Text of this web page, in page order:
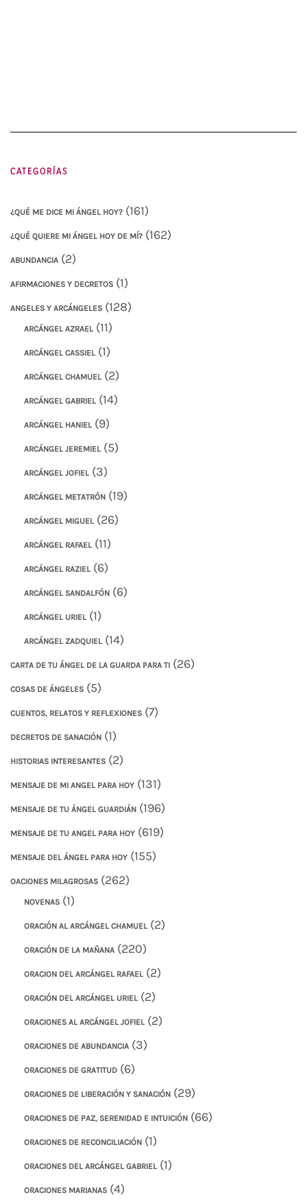
CATEGORÍAS
¿QUÉ ME DICE MI ÁNGEL HOY? (161)
¿QUÉ QUIERE MI ÁNGEL HOY DE MÍ? (162)
ABUNDANCIA (2)
AFIRMACIONES Y DECRETOS (1)
ANGELES Y ARCÁNGELES (128)
ARCÁNGEL AZRAEL (11)
ARCÁNGEL CASSIEL (1)
ARCÁNGEL CHAMUEL (2)
ARCÁNGEL GABRIEL (14)
ARCÁNGEL HANIEL (9)
ARCÁNGEL JEREMIEL (5)
ARCÁNGEL JOFIEL (3)
ARCÁNGEL METATRÓN (19)
ARCÁNGEL MIGUEL (26)
ARCÁNGEL RAFAEL (11)
ARCÁNGEL RAZIEL (6)
ARCÁNGEL SANDALFÓN (6)
ARCÁNGEL URIEL (1)
ARCÁNGEL ZADQUIEL (14)
CARTA DE TU ÁNGEL DE LA GUARDA PARA TI (26)
COSAS DE ÁNGELES (5)
CUENTOS, RELATOS Y REFLEXIONES (7)
DECRETOS DE SANACIÓN (1)
HISTORIAS INTERESANTES (2)
MENSAJE DE MI ANGEL PARA HOY (131)
MENSAJE DE TU ÁNGEL GUARDIÁN (196)
MENSAJE DE TU ANGEL PARA HOY (619)
MENSAJE DEL ÁNGEL PARA HOY (155)
OACIONES MILAGROSAS (262)
NOVENAS (1)
ORACIÓN AL ARCÁNGEL CHAMUEL (2)
ORACIÓN DE LA MAÑANA (220)
ORACION DEL ARCÁNGEL RAFAEL (2)
ORACIÓN DEL ARCÁNGEL URIEL (2)
ORACIONES AL ARCÁNGEL JOFIEL (2)
ORACIONES DE ABUNDANCIA (3)
ORACIONES DE GRATITUD (6)
ORACIONES DE LIBERACIÓN Y SANACIÓN (29)
ORACIONES DE PAZ, SERENIDAD E INTUICIÓN (66)
ORACIONES DE RECONCILIACIÓN (1)
ORACIONES DEL ARCÁNGEL GABRIEL (1)
ORACIONES MARIANAS (4)